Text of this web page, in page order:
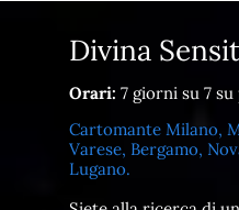
Divina
Orari: 7 giorni su 7
Cartomante Milano,
Varese, Bergamo,
Lugano.